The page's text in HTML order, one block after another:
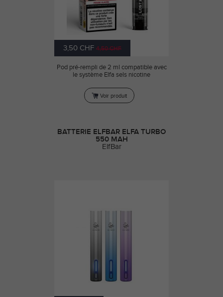
3,50 CHF 4,50 CHF
Pod pré-rempli de 2 ml compatible avec
le système Elfa sels nicotine
Voir produit
BATTERIE ELFBAR ELFA TURBO
550 MAH
ElfBar